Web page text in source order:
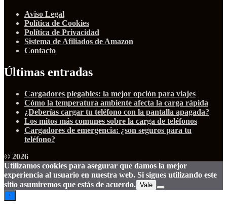
Aviso Legal
Política de Cookies
Política de Privacidad
Sistema de Afiliados de Amazon
Contacto
Últimas entradas
Cargadores plegables: la mejor opción para viajes
Cómo la temperatura ambiente afecta la carga rápida
¿Deberías cargar tu teléfono con la pantalla apagada?
Los mitos más comunes sobre la carga de teléfonos
Cargadores de emergencia: ¿son seguros para tu
teléfono?
© 2026
Utilizamos cookies para asegurar que damos la mejor
experiencia al usuario en nuestra web. Si sigues utilizando este
sitio asumiremos que estás de acuerdo. Vale
↑